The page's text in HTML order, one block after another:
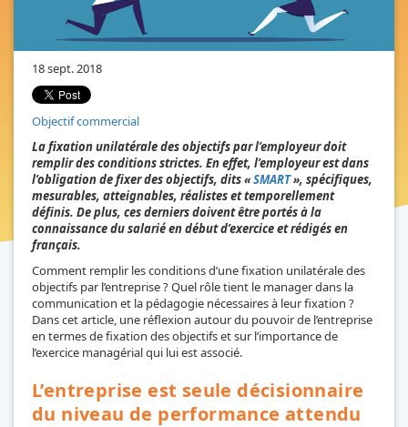
18 sept. 2018
Objectif commercial
La fixation unilatérale des objectifs par l’employeur doit
remplir des conditions strictes. En effet, l’employeur est dans
l’obligation de fixer des objectifs, dits «SMART», spécifiques,
mesurables, atteignables, réalistes et temporellement
définis. De plus, ces derniers doivent être portés à la
connaissance du salarié en début d’exercice et rédigés en
français.
Comment remplir les conditions d’une fixation unilatérale des
objectifs par l’entreprise ? Quel rôle tient le manager dans la
communication et la pédagogie nécessaires à leur fixation ?
Dans cet article, une réflexion autour du pouvoir de l’entreprise
en termes de fixation des objectifs et sur l’importance de
l’exercice managérial qui lui est associé.
L’entreprise est seule décisionnaire
du niveau de performance attendu